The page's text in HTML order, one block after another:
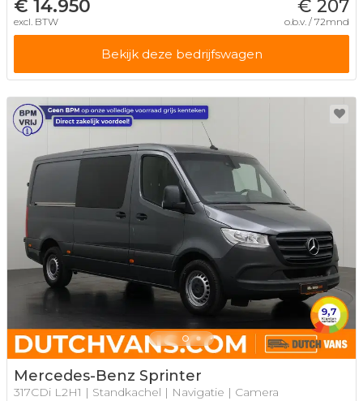
€ 14.950
excl. BTW
€ 207
o.b.v. / 72mnd
Bekijk deze bedrijfswagen
Mercedes-Benz Sprinter
317CDi L2H1 | Standkachel | Navigatie | Camera